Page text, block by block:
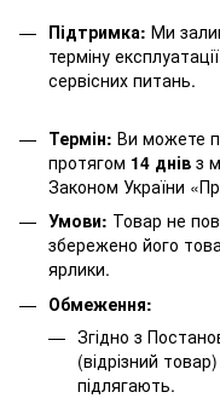
Підтримка: Ми
терміну
сервісних питань.
Термін: Ви можете
протягом 14 днів з
Законом України
Умови: Товар не
збережено його
ярлики.
Обмеження:
Згідно з
(відрізний
підлягають.